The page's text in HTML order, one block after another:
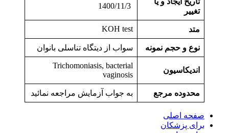
تغییر
متد KOH test
نوع و حجم نمونه سواب از دیتگاه تناسلی بانوان
اندیکاسیون
Trichomoniasis, bacterial
vaginosis
محدوده مرجع به جواب آزمایش مراجعه نمائید
صفحه اصلی
برای پزشکان